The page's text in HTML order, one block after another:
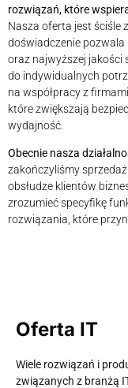
rozwiązań, które
Nasza oferta jest ściśle
doświadczenie
oraz najwyższej
do indywidualnych
na współpracy z
które zwiększają
wydajność.
Obecnie nasza
zakończyliśmy
obsłudze klientów
zrozumieć specyfikę
rozwiązania, które
Oferta IT
Wiele rozwiązań i
związanych z branżą